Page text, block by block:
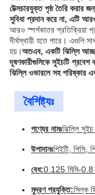
টেক্সচারযুক্ত পৃষ্ঠ তৈরি করার
সুবিধা প্রদান করে না, এটি
আরও স্পর্শকাতর প্রতিক্রিয়া
দীর্ঘস্থায়ী হতে পারে। এগুলি
হয়।অতএব, একটি ঝিল্লি
দূষণকারীগুলিকে সুইচটি প্রবেশ
ঝিল্লি ওভারলে সহ পরিষ্কার
বৈশিষ্ট্যঃ
পণ্যের নামঃঝিল্লি
উপাদানঃপিইটি, পিসি,
বেধ:0.125 মিমি-0.8
মুদ্রণ প্রযুক্তি:সিল্ক